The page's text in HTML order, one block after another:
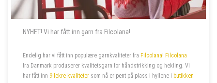
NYHET! Vi har fått inn garn fra Filcolana!
Endelig har vi fått inn populære garnkvaliteter fra Filcolana! Filcolana
fra Danmark produserer kvalitetsgarn for håndstrikking og hekling. Vi
har fått inn 9 lekre kvaliteter som nå er pent på plass i hyllene i butikken